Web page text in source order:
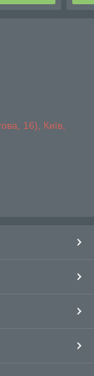
16), Київ,